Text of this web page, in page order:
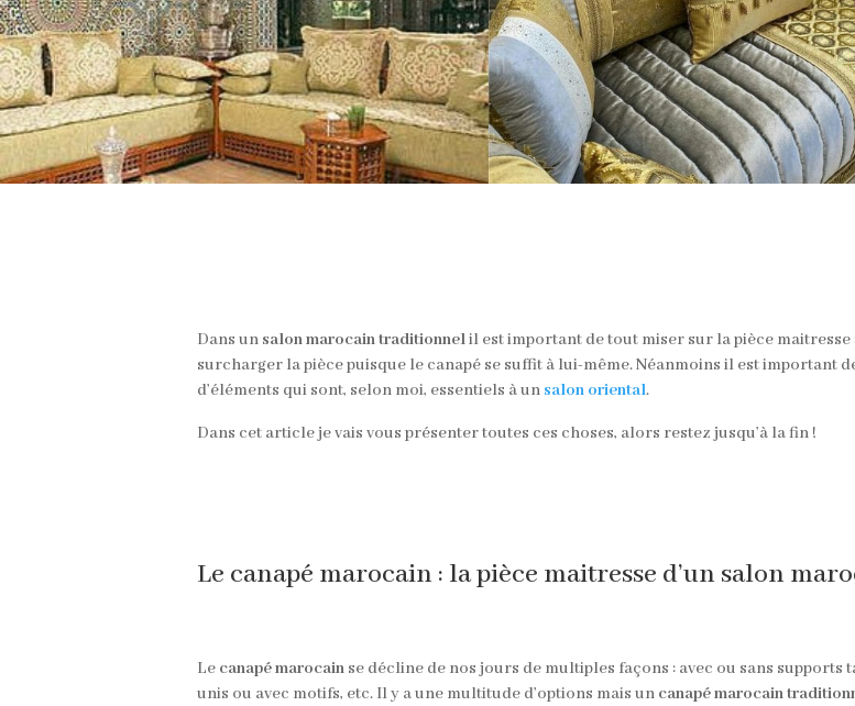
Dans un salon marocain traditionnelil est important de tout miser sur la pièce maitresse
surcharger la pièce puisque le canapé se suffit à lui-même. Néanmoins il est important
d’éléments qui sont, selon moi, essentiels à un salon oriental.
Dans cet article je vais vous présenter toutes ces choses, alors restez jusqu’à la fin !
Le canapé marocain : la pièce maitresse d’un salon
Le canapé marocain se décline de nos jours de multiples façons : avec ou sans supports
unis ou avec motifs, etc. Il y a une multitude d’options mais un canapé marocain